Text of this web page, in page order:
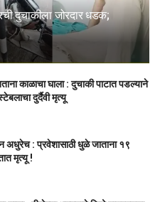
दुचाकीला जोरदार धडक;
काळाचा घाला : दुचाकी पाटात पडल्याने
दुर्दैवी मृत्यू
अधुरेच : प्रवेशासाठी धुळे जाताना १९
मृत्यू !